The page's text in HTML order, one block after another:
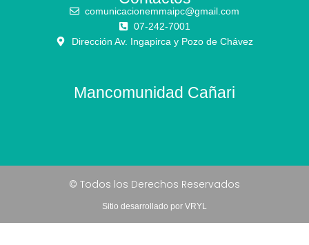
comunicacionemmaipc@gmail.com
07-242-7001
Dirección Av. Ingapirca y Pozo de Chávez
Mancomunidad Cañari
© Todos los Derechos Reservados
Sitio desarrollado por VRYL